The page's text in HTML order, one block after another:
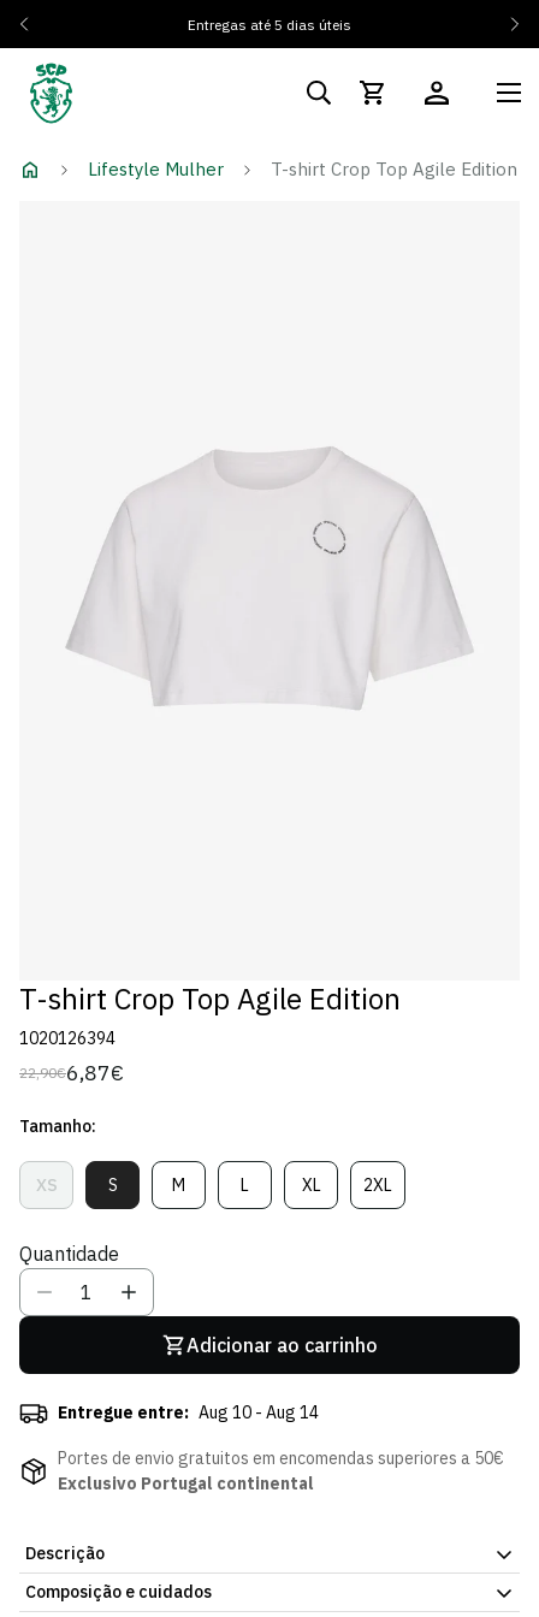
Entregas até 5 dias úteis
Lifestyle Mulher T-shirt Crop Top Agile Edition
T-shirt Crop Top Agile Edition
1020126394
Preço
22,90€
Preço
venda
6,87€
Tamanho:
XSVariante
Esgotada
Indisponível
SVariante
Esgotada
Indisponível
MVariante
Esgotada
LVariante
Esgotada
XLVariante
Esgotada
2XLVariante
Esgotada
Quantidade
Adicionar ao carrinho
Entregue entre: Aug 10 - Aug 14
Portes de envio gratuitos em encomendas superiores a 50€
Exclusivo Portugal continental
Descrição
T-SHIRT (CROP TOP) AGILE EDITION XS-M 2324-MP11289PT
Composição e cuidados